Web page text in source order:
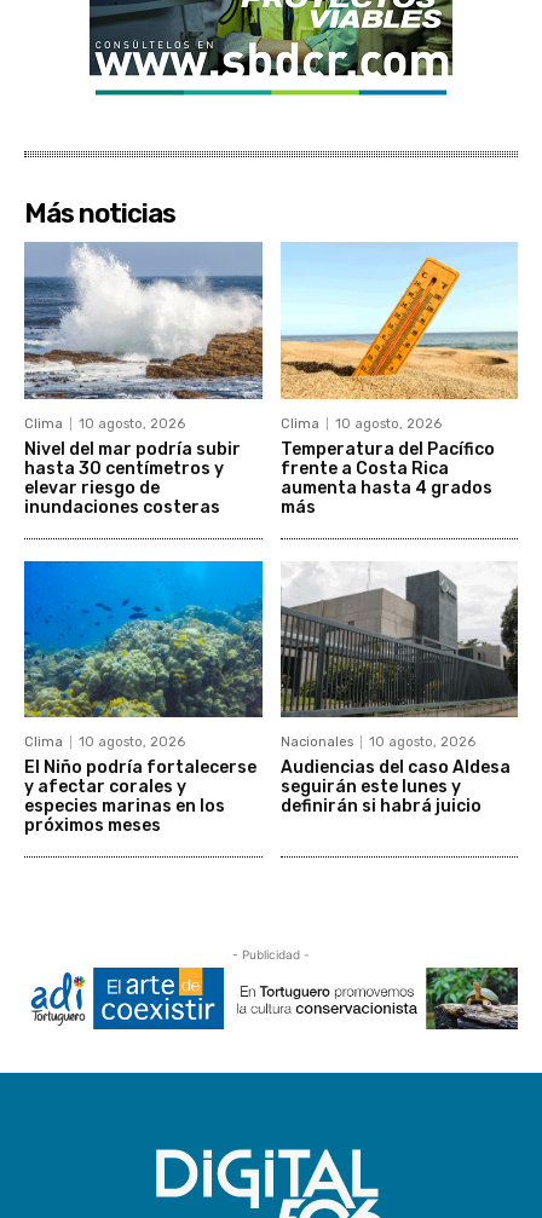
Más noticias
Clima 10 agosto, 2026
Nivel del mar podría subir
hasta 30 centímetros y
elevar riesgo de
inundaciones costeras
Clima 10 agosto, 2026
Temperatura del Pacífico
frente a Costa Rica
aumenta hasta 4 grados
más
Clima 10 agosto, 2026
El Niño podría fortalecerse
y afectar corales y
especies marinas en los
próximos meses
Nacionales 10 agosto, 2026
Audiencias del caso Aldesa
seguirán este lunes y
definirán si habrá juicio
- Publicidad -